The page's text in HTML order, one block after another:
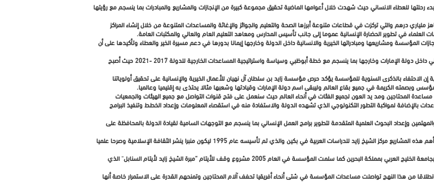
نهيان للأعمال الخيرية والإنسانية أمس بالذكرى السنوية الـ 26 على انطلاقتها وبدء رحلتها للعطاء الانساني حيث شهدت خلال أعوامها الماضية تحقيق مجموعة كبيرة من الإنجازات والمشاريع والمبادرات بما ينسجم مع رؤيتها
لأكثر من 166 دولة حول العالم بقيمة إجمالية تناهز ملياري درهم والتي تركزت في قطاعات متنوعة أبرزها الصحة والتعليم والجوائز والإغاثة والمساعدات المتنوعة من خلال إنشاء المراكز
العلماء في تطوير الحضارة الإنسانية عموما إلى جانب تأسيس المدارس ومعاهد التعليم العام والعالي والمكتبات العامة.
ثراه – توالت إنجازات المؤسسة ومشاريعها ومبادراتها الخيرية والانسانية داخل الدولة وخارجها إيمانا بدورها في دعم مسيرة الخير والعطاء وتأكيدها على أن
وتعمل المؤسسة على إيصال رؤيتها ورسالتها وقيمها من خلال تطبيق دورها العلمي والمهني والاجتماعي والوطني داخل دولة الإمارات وخارجها بما ينسجم مع خطة أبوظبي وسياسة واستراتيجية المساعدات الخارجية للدولة 2017 -2021 حيث أصبح
بالذكرى السنوية للمؤسسة يؤكد حرص مؤسسة زايد بن سلطان آل نهيان للأعمال الخيرية والإنسانية على تحقيق أولوياتنا
وبصمته الكريمة في جميع بقاع العالم وليبقى اسم دولة الإمارات وقيادتها وشعبها مثالا يحتذى به إقليميا وعالميا.
المحتاجين ومد يد العون لجميع الفئات في أنحاء العالم حيث سنعمل على فتح قنوات التواصل مع جميع الهيئات والجمعيات
بالإضافة لمواكبة التطور التكنولوجي الذي تشهده الدولة والاستفادة منه في استقصاء المعلومات وإعداد الخطط وتنفيذ البرامج
وإعداد البحوث العلمية المتقدمة لتطوير برامج العمل الإنساني بما ينسجم مع التوجهات السامية لقيادة الدولة بالمحافظة على
ونستعرض من خلال هذا التقرير أهم وأكبر إنجازاتها ومشاريعها خلال الـ26 عاما الماضية في مختلف المجالات ومن أهم هذه المشاريع مركز الشيخ زايد للدراسات العربية في بكين والذي تم تأسيسه عام 1995 ليكون منبرا ينشر الثقافة الإسلامية وصرحا علميا
واعتمدت المؤسسة عام 1999 ميزانية خاصة لتمويل كرسي أكاديمي للشيخ زايد بن سلطان آل نهيان لعلوم البيئة بجامعة الخليج العربي بمملكة البحرين كما سلمت المؤسسة في العام 2005 مشروع وقف للأيتام “مبرة الشيخ زايد لأيتام السنابل” الذي
من هذا النهج تواصلت مساعدات المؤسسة في شتى أنحاء أفريقيا تحفف آلام المحتاجين وتمنحهم القدرة على الاستمرار خاصة أنها